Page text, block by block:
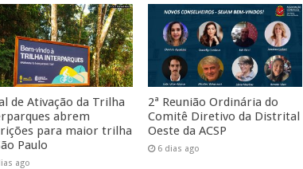
de Ativação da Trilha
abrem
para maior trilha
Paulo
ago
2ª Reunião Ordinária do
Comitê Diretivo da Distrital
Oeste da ACSP
6 dias ago